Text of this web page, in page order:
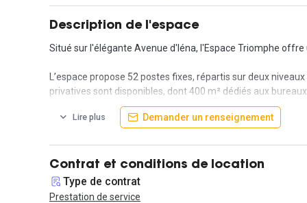
Description de l'espace
Situé sur l'élégante Avenue d'Iéna, l'Espace Triomphe
L’espace propose 52 postes fixes, répartis sur deux
privatives sont disponibles, dont 400 m² dédiés aux
Pour vos réunions et moments d’échange, plusieurs
Afin d’offrir un cadre agréable à vos collaborateurs,
De nombreux services sont inclus pour vous offrir un
Office Manager pour faciliter votre quotidien.
Lire plus Demander un renseignement
Contrat et conditions de location
Type de contrat
Prestation de service